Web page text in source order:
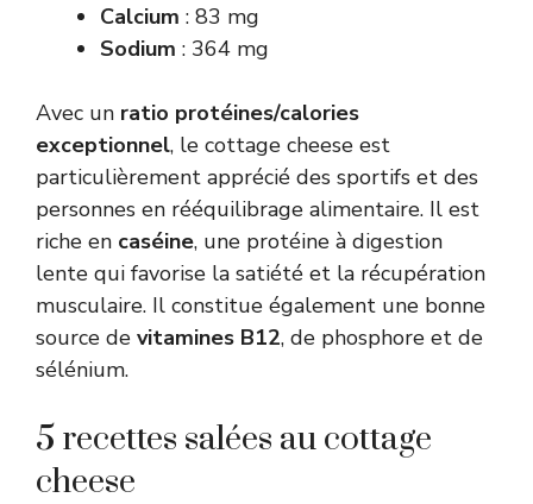
Calcium : 83 mg
Sodium : 364 mg
Avec un ratio protéines/calories
exceptionnel, le cottage cheese est
particulièrement apprécié des sportifs et des
personnes en rééquilibrage alimentaire. Il est
riche en caséine, une protéine à digestion
lente qui favorise la satiété et la récupération
musculaire. Il constitue également une bonne
source de vitamines B12, de phosphore et de
sélénium.
5 recettes salées au cottage
cheese